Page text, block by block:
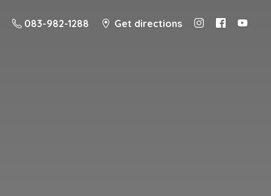
083-982-1288 Get directions